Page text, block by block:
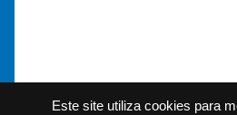
Este site utiliza cookies para